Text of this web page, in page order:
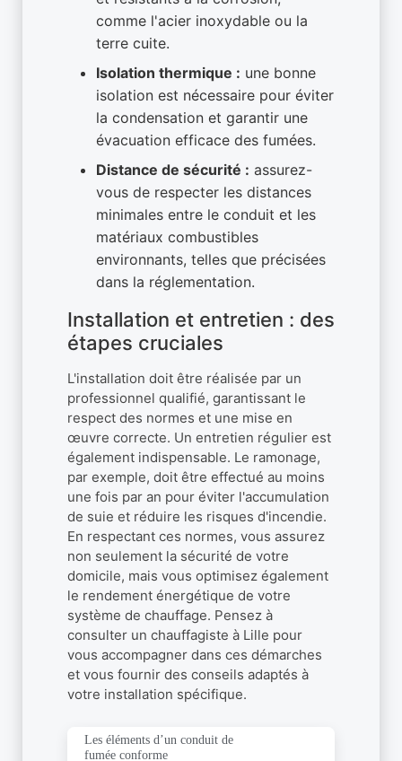
comme l'acier inoxydable ou la
terre cuite.
Isolation thermique : une bonne
isolation est nécessaire pour éviter
la condensation et garantir une
évacuation efficace des fumées.
Distance de sécurité : assurez-
vous de respecter les distances
minimales entre le conduit et les
matériaux combustibles
environnants, telles que précisées
dans la réglementation.
Installation et entretien : des
étapes cruciales
L'installation doit être réalisée par un
professionnel qualifié, garantissant le
respect des normes et une mise en
œuvre correcte. Un entretien régulier est
également indispensable. Le ramonage,
par exemple, doit être effectué au moins
une fois par an pour éviter l'accumulation
de suie et réduire les risques d'incendie.
En respectant ces normes, vous assurez
non seulement la sécurité de votre
domicile, mais vous optimisez également
le rendement énergétique de votre
système de chauffage. Pensez à
consulter un chauffagiste à Lille pour
vous accompagner dans ces démarches
et vous fournir des conseils adaptés à
votre installation spécifique.